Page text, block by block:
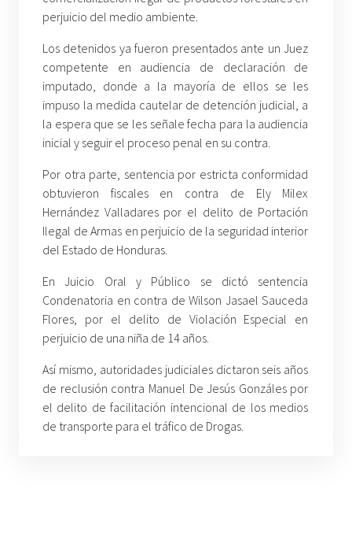
perjuicio del medio ambiente.
Los detenidos ya fueron presentados ante un Juez
competente en audiencia de declaración de
imputado, donde a la mayoría de ellos se les
impuso la medida cautelar de detención judicial, a
la espera que se les señale fecha para la audiencia
inicial y seguir el proceso penal en su contra.
Por otra parte, sentencia por estricta conformidad
obtuvieron fiscales en contra de Ely Milex
Hernández Valladares por el delito de Portación
Ilegal de Armas en perjuicio de la seguridad interior
del Estado de Honduras.
En Juicio Oral y Público se dictó sentencia
Condenatoria en contra de Wilson Jasael Sauceda
Flores, por el delito de Violación Especial en
perjuicio de una niña de 14 años.
Así mismo, autoridades judiciales dictaron seis años
de reclusión contra Manuel De Jesús Gonzáles por
el delito de facilitación intencional de los medios
de transporte para el tráfico de Drogas.